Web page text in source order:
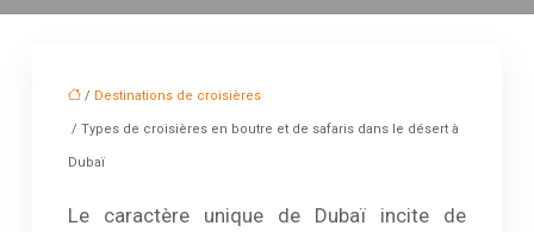
/ Destinations de croisières
/ Types de croisières en boutre et de safaris dans le désert à
Dubaï
Le caractère unique de Dubaï incite de